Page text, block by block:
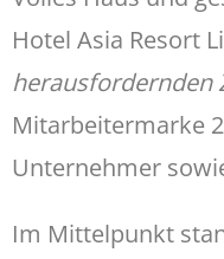
Hotel Asia Resort
herausfordernden
Mitarbeitermarke
Unternehmer
Im Mittelpunkt